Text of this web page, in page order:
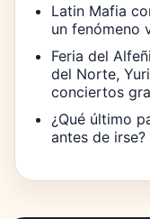
Latin Mafia
un fenómeno
Feria del
del Norte,
conciertos
¿Qué último
antes de irse?